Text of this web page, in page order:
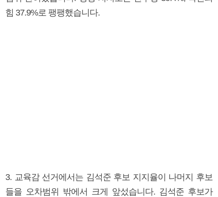
힘 37.9%로 팽팽했습니다.
3. 교육감 선거에서는 김석준 후보 지지율이 나머지 후보
들을 오차범위 밖에서 크게 앞섰습니다. 김석준 후보가